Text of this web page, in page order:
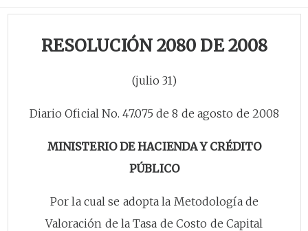
RESOLUCIÓN 2080 DE 2008
(julio 31)
Diario Oficial No. 47.075 de 8 de agosto de 2008
MINISTERIO DE HACIENDA Y CRÉDITO
PÚBLICO
Por la cual se adopta la Metodología de
Valoración de la Tasa de Costo de Capital